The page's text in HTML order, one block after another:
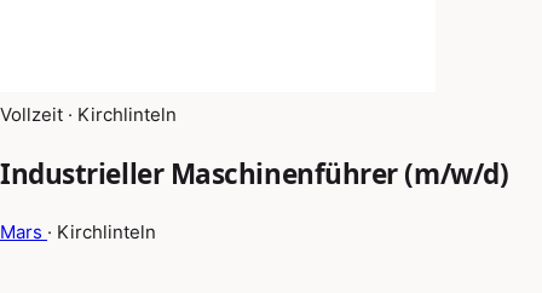
Vollzeit · Kirchlinteln
Industrieller Maschinenführer (m/w/d)
Mars · Kirchlinteln